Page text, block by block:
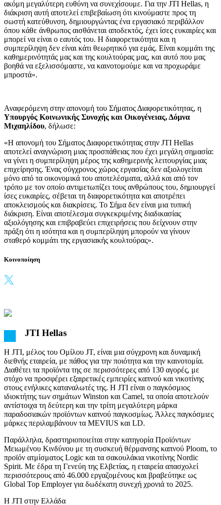
ακόμη μεγαλύτερη ευθύνη να συνεχίσουμε. Για την JTI Hellas, η
διάκριση αυτή αποτελεί επιβεβαίωση ότι κινούμαστε προς τη
σωστή κατεύθυνση, δημιουργώντας ένα εργασιακό περιβάλλον
όπου κάθε άνθρωπος αισθάνεται αποδεκτός, έχει ίσες ευκαιρίες και
μπορεί να είναι ο εαυτός του. Η διαφορετικότητα και η
συμπερίληψη δεν είναι κάτι θεωρητικό για εμάς. Είναι κομμάτι της
καθημερινότητάς μας και της κουλτούρας μας, και αυτό που μας
βοηθά να εξελισσόμαστε, να καινοτομούμε και να προχωράμε
μπροστά».
Αναφερόμενη στην απονομή του Σήματος Διαφορετικότητας, η
Υπουργός Κοινωνικής Συνοχής και Οικογένειας, Δόμνα
Μιχαηλίδου, δήλωσε:
«Η απονομή του Σήματος Διαφορετικότητας στην JTI Hellas
αποτελεί αναγνώριση μιας προσπάθειας που έχει μεγάλη σημασία:
να γίνει η συμπερίληψη μέρος της καθημερινής λειτουργίας μιας
επιχείρησης. Ένας σύγχρονος χώρος εργασίας δεν αξιολογείται
μόνο από τα οικονομικά του αποτελέσματα, αλλά και από τον
τρόπο με τον οποίο αντιμετωπίζει τους ανθρώπους του, δημιουργεί
ίσες ευκαιρίες, σέβεται τη διαφορετικότητα και αποτρέπει
αποκλεισμούς και διακρίσεις. Το Σήμα δεν είναι μια τυπική
διάκριση. Είναι αποτέλεσμα συγκεκριμένης διαδικασίας
αξιολόγησης και επιβραβεύει επιχειρήσεις που δείχνουν στην
πράξη ότι η ισότητα και η συμπερίληψη μπορούν να γίνουν
σταθερό κομμάτι της εργασιακής κουλτούρας».
Κοινοποίηση
JTI Hellas
Η JTI, μέλος του Ομίλου JT, είναι μια σύγχρονη και δυναμική
διεθνής εταιρεία, με πάθος για την ποιότητα και την καινοτομία.
Διαθέτει τα προϊόντα της σε περισσότερες από 130 αγορές, με
στόχο να προσφέρει εξαιρετικές εμπειρίες καπνού και νικοτίνης
στους ενήλικες καταναλωτές της. Η JTI είναι ο παγκόσμιος
ιδιοκτήτης των σημάτων Winston και Camel, τα οποία αποτελούν
αντίστοιχα τη δεύτερη και την τρίτη μεγαλύτερη μάρκα
παραδοσιακών προϊόντων καπνού παγκοσμίως. Άλλες παγκόσμιες
μάρκες περιλαμβάνουν τα MEVIUS και LD.
Παράλληλα, δραστηριοποιείται στην κατηγορία Προϊόντων
Μειωμένου Κινδύνου με τη συσκευή θέρμανσης καπνού Ploom, το
προϊόν ατμίσματος Logic και τα σακουλάκια νικοτίνης Nordic
Spirit. Με έδρα τη Γενεύη της Ελβετίας, η εταιρεία απασχολεί
περισσότερους από 46.000 εργαζομένους και βραβεύτηκε ως
Global Top Employer για δωδέκατη συνεχή χρονιά το 2025.
Η JTI στην Ελλάδα